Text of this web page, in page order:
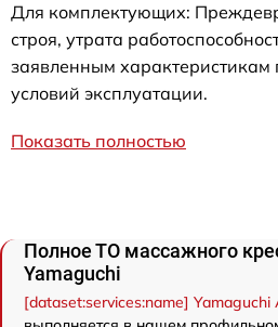
Для комплектующих:
строя, утрата
заявленным
условий эксплуатации.
Показать полностью
Полное ТО массажного
Yamaguchi
[dataset:services:name] Yamaguchi